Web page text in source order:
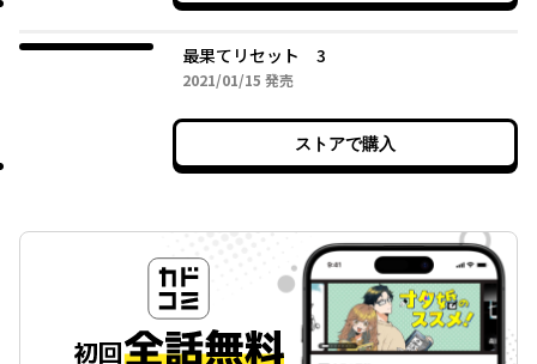
最果てリセット 3
2021/01/15 2021年01月15日
発売
ストアで購入